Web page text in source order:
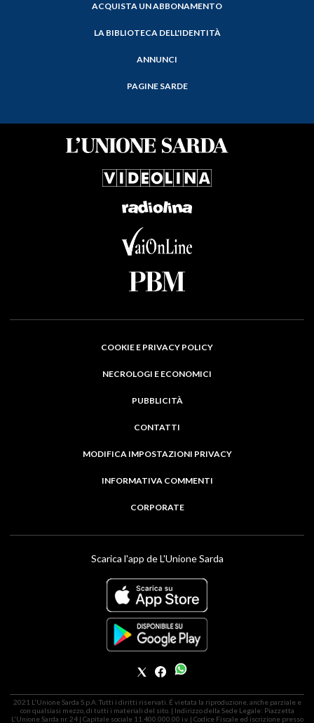
ACQUISTA UN ABBONAMENTO
LA BIBLIOTECA DELL'IDENTITÀ
ANNUNCI
PAGINE SARDE
COOKIE E PRIVACY POLICY
NECROLOGI E ECONOMICI
PUBBLICITÀ
CONTATTI
MODIFICA IMPOSTAZIONI PRIVACY
INFORMATIVA COMMENTI
CORPORATE
Scarica l'app de L'Unione Sarda
2021 L'Unione Sarda S.p.A. Tutti i diritti riservati. É vietata la riproduzione, anche parziale e
con qualsiasi mezzo, di tutti i materiali del sito. | Indirizzo della Sede Legale: Piazzetta
L'Unione Sarda nr. 24 | Capitale sociale 11.400.000,00 i.v. | Codice Fiscale ed iscrizione presso